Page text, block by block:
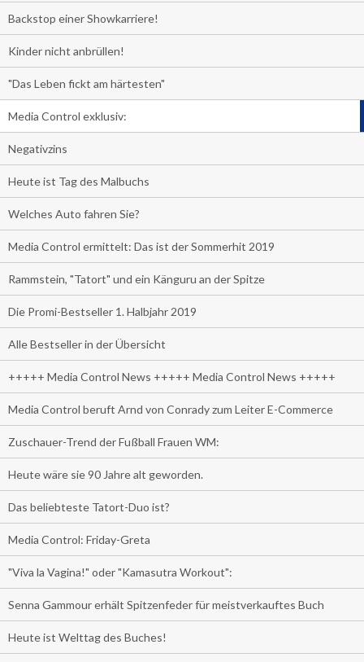
Backstop einer Showkarriere!
Kinder nicht anbrüllen!
"Das Leben fickt am härtesten"
Media Control exklusiv:
Negativzins
Heute ist Tag des Malbuchs
Welches Auto fahren Sie?
Media Control ermittelt: Das ist der Sommerhit 2019
Rammstein, "Tatort" und ein Känguru an der Spitze
Die Promi-Bestseller 1. Halbjahr 2019
Alle Bestseller in der Übersicht
+++++ Media Control News +++++ Media Control News +++++
Media Control beruft Arnd von Conrady zum Leiter E-Commerce
Zuschauer-Trend der Fußball Frauen WM:
Heute wäre sie 90 Jahre alt geworden.
Das beliebteste Tatort-Duo ist?
Media Control: Friday-Greta
"Viva la Vagina!" oder "Kamasutra Workout":
Senna Gammour erhält Spitzenfeder für meistverkauftes Buch
Heute ist Welttag des Buches!